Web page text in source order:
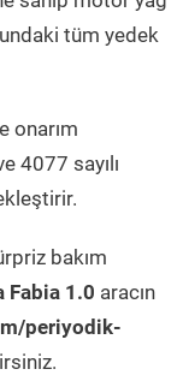
tüm yedek
onarım
4077 sayılı
bakım
Fabia 1.0 aracın
periyodik-